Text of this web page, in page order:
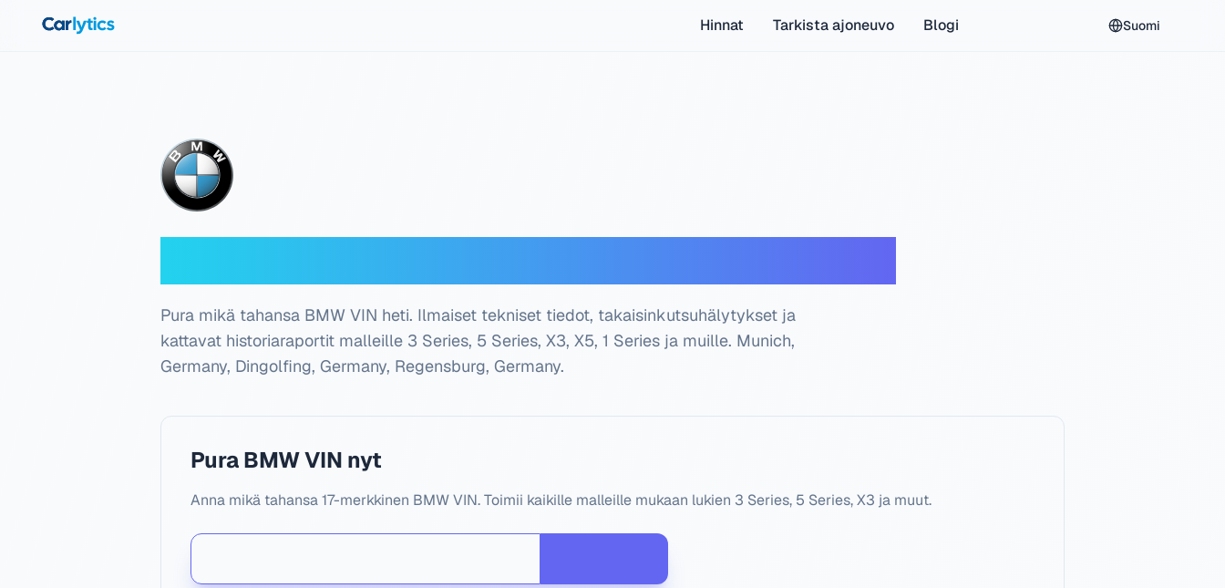
Hinnat
Tarkista ajoneuvo Blogi Suomi
Pura mikä tahansa BMW VIN heti. Ilmaiset tekniset tiedot, takaisinkutsuhälytykset ja
kattavat historiaraportit malleille 3 Series, 5 Series, X3, X5, 1 Series ja muille. Munich,
Germany, Dingolfing, Germany, Regensburg, Germany.
Pura BMW VIN nyt
Anna mikä tahansa 17-merkkinen BMW VIN. Toimii kaikille malleille mukaan lukien 3 Series, 5 Series, X3 ja muut.